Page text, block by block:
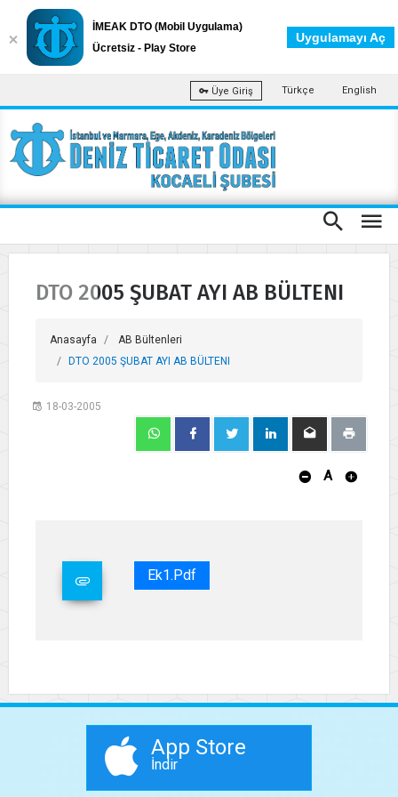
Üye Giriş Türkçe English
DTO 2005 ŞUBAT AYI AB BÜLTENI
Anasayfa
AB Bültenleri
DTO 2005 ŞUBAT AYI AB BÜLTENI
18-03-2005
A
Ek1.pdf
App Store
İndir
İMEAK DTO (Mobil Uygulama)
Ücretsiz - Play Store
Uygulamayı Aç